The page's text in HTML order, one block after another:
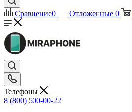
Сравнение0 Отложенные 0
Телефоны
8 (800) 500-00-22